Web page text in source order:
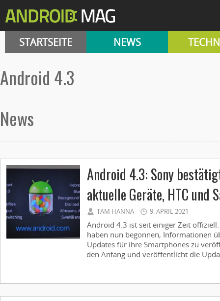
STARTSEITE NEWS
android 4.3
News
Android 4.3: Sony
aktuelle Geräte, HTC und
TAM HANNA 9. APRIL 2021
Android 4.3 ist seit einiger Zeit
haben nun begonnen, Informationen
Updates für ihre Smartphones zu
den Anfang und veröffentlicht die